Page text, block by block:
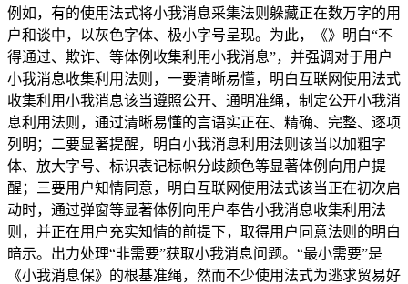
例如，有的使用法式将小我消息采集法则躲藏正在数万字的用
户和谈中，以灰色字体、极小字号呈现。为此，《》明白“不
得通过、欺诈、等体例收集利用小我消息”，并强调对于用户
小我消息收集利用法则，一要清晰易懂，明白互联网使用法式
收集利用小我消息该当遵照公开、通明准绳，制定公开小我消
息利用法则，通过清晰易懂的言语实正在、精确、完整、逐项
列明；二要显著提醒，明白小我消息利用法则该当以加粗字
体、放大字号、标识表记标帜分歧颜色等显著体例向用户提
醒；三要用户知情同意，明白互联网使用法式该当正在初次启
动时，通过弹窗等显著体例向用户奉告小我消息收集利用法
则，并正在用户充实知情的前提下，取得用户同意法则的明白
暗示。出力处理“非需要”获取小我消息问题。“最小需要”是
《小我消息保》的根基准绳，然而不少使用法式为逃求贸易好